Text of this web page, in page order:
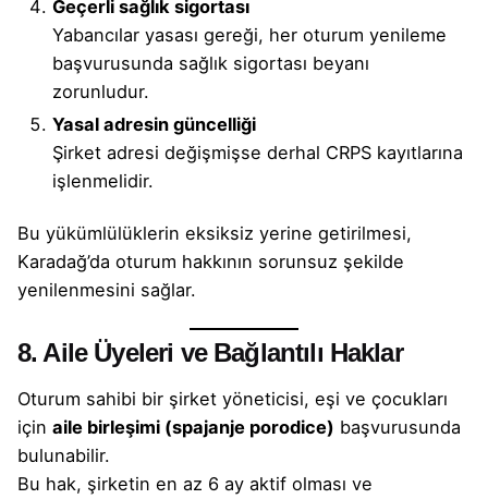
Geçerli sağlık sigortası
Yabancılar yasası gereği, her oturum yenileme
başvurusunda sağlık sigortası beyanı
zorunludur.
Yasal adresin güncelliği
Şirket adresi değişmişse derhal CRPS kayıtlarına
işlenmelidir.
Bu yükümlülüklerin eksiksiz yerine getirilmesi,
Karadağ’da oturum hakkının sorunsuz şekilde
yenilenmesini sağlar.
8. Aile Üyeleri ve Bağlantılı Haklar
Oturum sahibi bir şirket yöneticisi, eşi ve çocukları
için aile birleşimi (spajanje porodice) başvurusunda
bulunabilir.
Bu hak, şirketin en az 6 ay aktif olması ve